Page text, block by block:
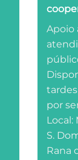
Apoio
por
Local:
S.
Rana